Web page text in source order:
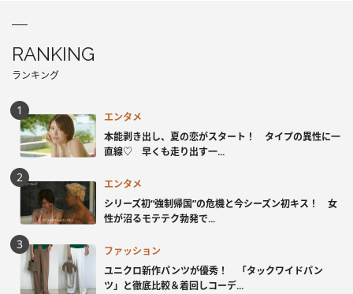
RANKING
ランキング
エンタメ
本能剥き出し、夏の恋がスタート！ タイプの異性に一
直線♡ 早くも走り出す一...
エンタメ
シリーズ初“強制帰国”の危機と今シーズン初キス！ 女
性が沼るモテテク勃発で...
ファッション
ユニクロ新作パンツが優秀！ 「タックワイドパン
ツ」と徹底比較＆着回しコーデ...